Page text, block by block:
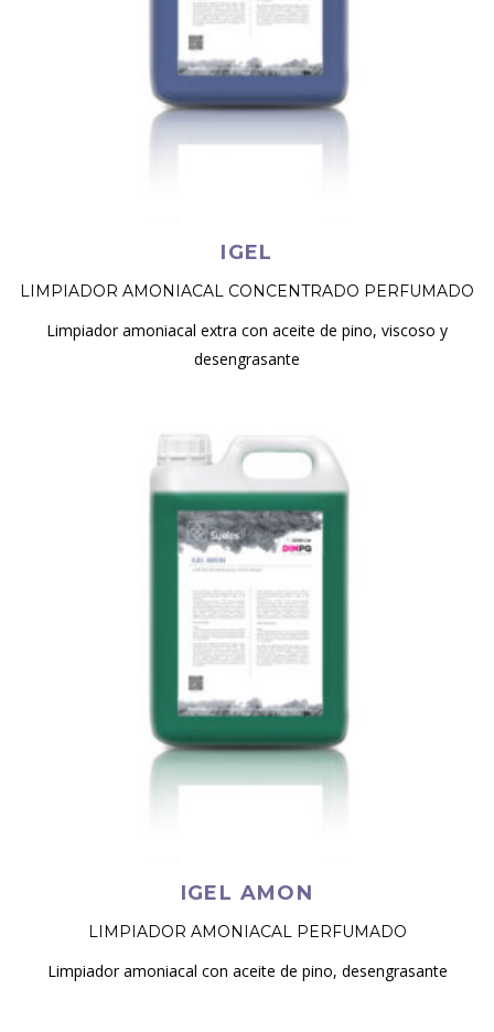
IGEL
LIMPIADOR AMONIACAL CONCENTRADO PERFUMADO
Limpiador amoniacal extra con aceite de pino, viscoso y
desengrasante
IGEL AMON
LIMPIADOR AMONIACAL PERFUMADO
Limpiador amoniacal con aceite de pino, desengrasante